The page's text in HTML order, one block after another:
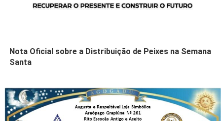
Nota Oficial sobre a Distribuição de Peixes na Semana
Santa